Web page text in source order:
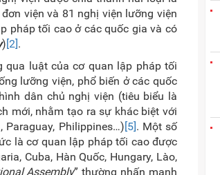
viện và 81 nghị viện lưỡng viện
pháp tối cao ở các quốc gia và có
)[2].
qua luật của cơ quan lập pháp tối
lưỡng viện, phổ biến ở các quốc
dân chủ nghị viện (tiêu biểu là
mới, nhằm tạo ra sự khác biệt với
Paraguay, Philippines…)[5]. Một số
làcơ quan lập pháp tối cao được
Cuba, Hàn Quốc, Hungary, Lào,
Assembly” thường nhấn mạnh